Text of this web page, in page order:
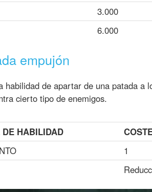
3.000
6.000
empujón
habilidad de apartar de una patada a
cierto tipo de enemigos.
DE HABILIDAD
1